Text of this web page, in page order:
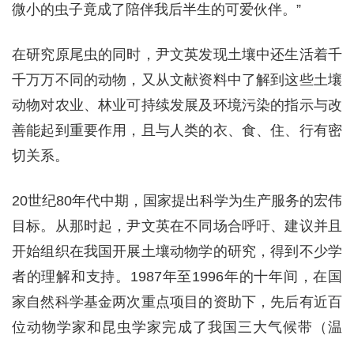
微小的虫子竟成了陪伴我后半生的可爱伙伴。”
在研究原尾虫的同时，尹文英发现土壤中还生活着千
千万万不同的动物，又从文献资料中了解到这些土壤
动物对农业、林业可持续发展及环境污染的指示与改
善能起到重要作用，且与人类的衣、食、住、行有密
切关系。
20世纪80年代中期，国家提出科学为生产服务的宏伟
目标。从那时起，尹文英在不同场合呼吁、建议并且
开始组织在我国开展土壤动物学的研究，得到不少学
者的理解和支持。1987年至1996年的十年间，在国
家自然科学基金两次重点项目的资助下，先后有近百
位动物学家和昆虫学家完成了我国三大气候带（温